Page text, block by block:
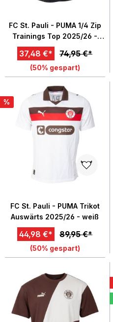
FC St. Pauli - PUMA 1/4 Zip
Trainings Top 2025/26 -
schwarz/grau
37,48 €* 74,95 €*
(50% gespart)
%
FC St. Pauli - PUMA Trikot
Auswärts 2025/26 - weiß
44,98 €* 89,95 €*
(50% gespart)